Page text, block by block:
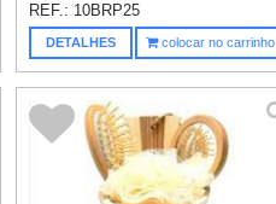
REF.: 10BRP25
DETALHES colocar no carrinho